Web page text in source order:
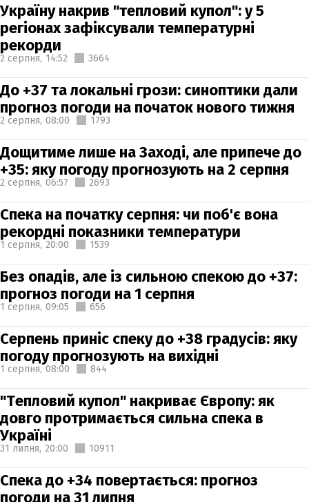
Україну накрив "тепловий купол": у 5
регіонах зафіксували температурні
рекорди
2 серпня, 14:52 3664
До +37 та локальні грози: синоптики дали
прогноз погоди на початок нового тижня
2 серпня, 08:00 1793
Дощитиме лише на Заході, але припече до
+35: яку погоду прогнозують на 2 серпня
2 серпня, 06:57 2693
Спека на початку серпня: чи поб'є вона
рекордні показники температури
1 серпня, 20:00 1539
Без опадів, але із сильною спекою до +37:
прогноз погоди на 1 серпня
1 серпня, 09:05 656
Серпень приніс спеку до +38 градусів: яку
погоду прогнозують на вихідні
1 серпня, 08:00 844
"Тепловий купол" накриває Європу: як
довго протримається сильна спека в
Україні
31 липня, 20:00 10911
Спека до +34 повертається: прогноз
погоди на 31 липня